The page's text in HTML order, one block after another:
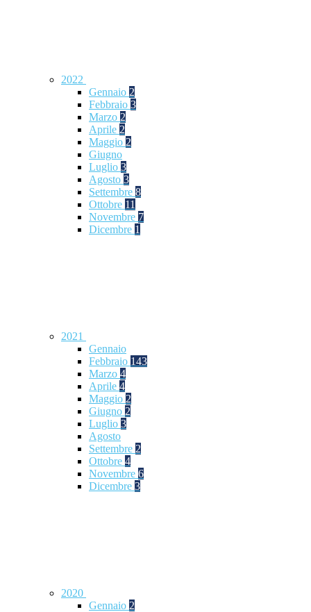
2022
Gennaio 2
Febbraio 3
Marzo 2
Aprile 2
Maggio 2
Giugno
Luglio 3
Agosto 3
Settembre 8
Ottobre 11
Novembre 7
Dicembre 1
2021
Gennaio
Febbraio 143
Marzo 4
Aprile 4
Maggio 2
Giugno 2
Luglio 3
Agosto
Settembre 2
Ottobre 4
Novembre 6
Dicembre 3
2020
Gennaio 2